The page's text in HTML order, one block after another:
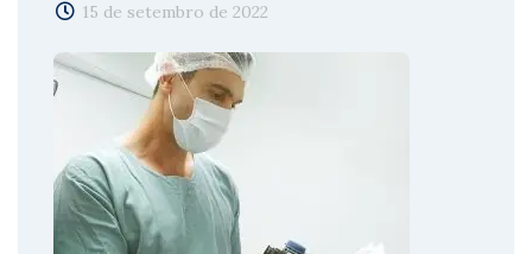
15 de setembro de 2022